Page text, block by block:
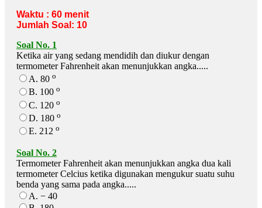
Waktu : 60 menit
Jumlah Soal: 10
Soal No. 1
Ketika air yang sedang mendidih dan diukur dengan
termometer Fahrenheit akan menunjukkan angka.....
A. 80 o
B. 100 o
C. 120 o
D. 180 o
E. 212 o
Soal No. 2
Termometer Fahrenheit akan menunjukkan angka dua kali
termometer Celcius ketika digunakan mengukur suatu suhu
benda yang sama pada angka.....
A. − 40